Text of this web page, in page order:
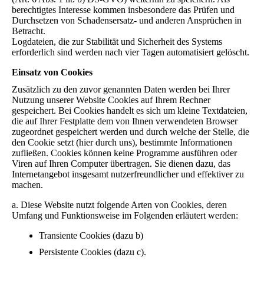
berechtigtes Interesse kommen insbesondere das Prüfen und
Durchsetzen von Schadensersatz- und anderen Ansprüchen in
Betracht.
Logdateien, die zur Stabilität und Sicherheit des Systems
erforderlich sind werden nach vier Tagen automatisiert gelöscht.
Einsatz von Cookies
Zusätzlich zu den zuvor genannten Daten werden bei Ihrer
Nutzung unserer Website Cookies auf Ihrem Rechner
gespeichert. Bei Cookies handelt es sich um kleine Textdateien,
die auf Ihrer Festplatte dem von Ihnen verwendeten Browser
zugeordnet gespeichert werden und durch welche der Stelle, die
den Cookie setzt (hier durch uns), bestimmte Informationen
zufließen. Cookies können keine Programme ausführen oder
Viren auf Ihren Computer übertragen. Sie dienen dazu, das
Internetangebot insgesamt nutzerfreundlicher und effektiver zu
machen.
a. Diese Website nutzt folgende Arten von Cookies, deren
Umfang und Funktionsweise im Folgenden erläutert werden:
Transiente Cookies (dazu b)
Persistente Cookies (dazu c).